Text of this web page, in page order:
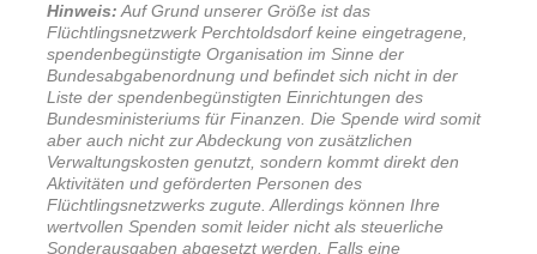
Hinweis: Auf Grund unserer Größe ist das
Flüchtlingsnetzwerk Perchtoldsdorf keine eingetragene,
spendenbegünstigte Organisation im Sinne der
Bundesabgabenordnung und befindet sich nicht in der
Liste der spendenbegünstigten Einrichtungen des
Bundesministeriums für Finanzen. Die Spende wird somit
aber auch nicht zur Abdeckung von zusätzlichen
Verwaltungskosten genutzt, sondern kommt direkt den
Aktivitäten und geförderten Personen des
Flüchtlingsnetzwerks zugute. Allerdings können Ihre
wertvollen Spenden somit leider nicht als steuerliche
Sonderausgaben abgesetzt werden. Falls eine